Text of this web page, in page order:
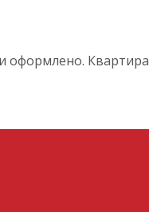
оформлено. Квартира